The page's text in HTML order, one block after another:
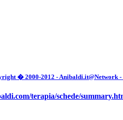
� 2000-2012 - Anibaldi.it@Network
terapia/schede/